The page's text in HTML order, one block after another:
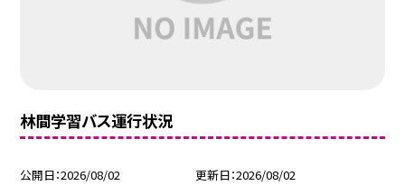
林間学習バス運行状況
公開日 2026/08/02 更新日 2026/08/02